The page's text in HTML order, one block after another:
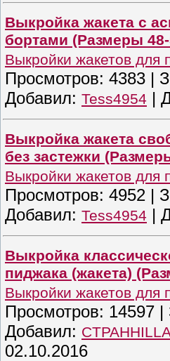
Выкройка жакета с
бортами (Размеры
Выкройки жакетов для
Просмотров: 4383 |
Добавил: Tess4954 |
Выкройка жакета
без застежки
Выкройки жакетов для
Просмотров: 4952 |
Добавил: Tess4954 |
Выкройка
пиджака (жакета)
Выкройки жакетов для
Просмотров: 14597 |
Добавил:
02.10.2016